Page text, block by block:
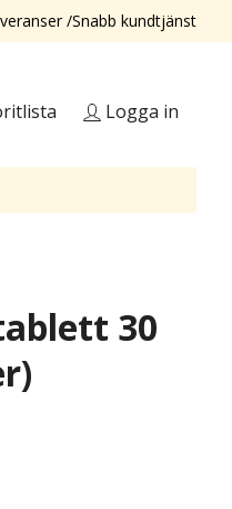
/Snabb kundtjänst
Logga in
30